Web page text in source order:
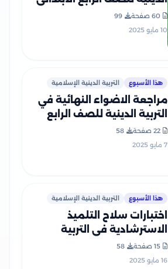
الترم الثاني بالاجابات PDF
60 صفحة
99
10 مايو 2025
هذا الأسبوع التربية الدينية الإسلامية
مراجعة الاضواء النهائية في
التربية الدينية للصف الرابع
PDF بالاجابات
22 صفحة
58
7 مايو 2025
هذا الأسبوع التربية الدينية الإسلامية
اختبارات سلاح التلميذ
الاسترشادية في التربية
الدينية لرابعة ابتدائي الترم
الثاني PDF بالاجابات
15 صفحة
58
16 مايو 2025